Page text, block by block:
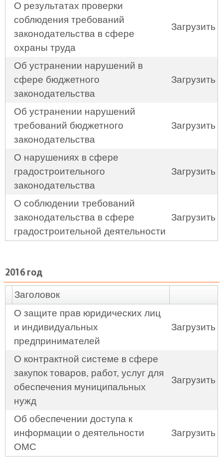
О результатах проверки
соблюдения требований
законодательства в сфере
охраны труда
Загрузить
Об устранении нарушений в
сфере бюджетного
законодательства
Загрузить
Об устранении нарушений
требований бюджетного
законодательства
Загрузить
О нарушениях в сфере
градостроительного
законодательства
Загрузить
О соблюдении требований
законодательства в сфере
градостроительной деятельности
Загрузить
2016 год
Заголовок
О защите прав юридических лиц
и индивидуальных
предпринимателей
Загрузить
О контрактной системе в сфере
закупок товаров, работ, услуг для
обеспечения муниципальных
нужд
Загрузить
Об обеспечении доступа к
информации о деятельности
ОМС
Загрузить